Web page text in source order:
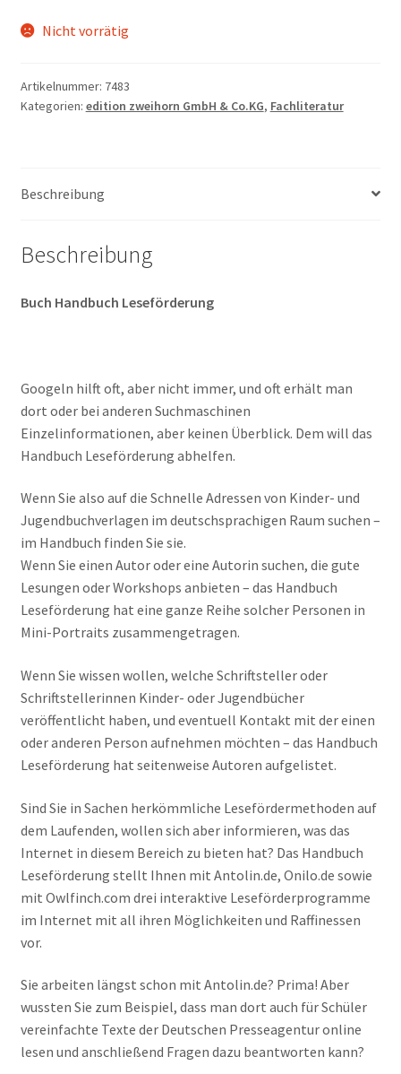
Nicht vorrätig
Artikelnummer: 7483
Kategorien: edition zweihorn GmbH & Co.KG, Fachliteratur
Beschreibung
Beschreibung
Buch Handbuch Leseförderung
Googeln hilft oft, aber nicht immer, und oft erhält man
dort oder bei anderen Suchmaschinen
Einzelinformationen, aber keinen Überblick. Dem will das
Handbuch Leseförderung abhelfen.
Wenn Sie also auf die Schnelle Adressen von Kinder- und
Jugendbuchverlagen im deutschsprachigen Raum suchen –
im Handbuch finden Sie sie.
Wenn Sie einen Autor oder eine Autorin suchen, die gute
Lesungen oder Workshops anbieten – das Handbuch
Leseförderung hat eine ganze Reihe solcher Personen in
Mini-Portraits zusammengetragen.
Wenn Sie wissen wollen, welche Schriftsteller oder
Schriftstellerinnen Kinder- oder Jugendbücher
veröffentlicht haben, und eventuell Kontakt mit der einen
oder anderen Person aufnehmen möchten – das Handbuch
Leseförderung hat seitenweise Autoren aufgelistet.
Sind Sie in Sachen herkömmliche Lesefördermethoden auf
dem Laufenden, wollen sich aber informieren, was das
Internet in diesem Bereich zu bieten hat? Das Handbuch
Leseförderung stellt Ihnen mit Antolin.de, Onilo.de sowie
mit Owlfinch.com drei interaktive Leseförderprogramme
im Internet mit all ihren Möglichkeiten und Raffinessen
vor.
Sie arbeiten längst schon mit Antolin.de? Prima! Aber
wussten Sie zum Beispiel, dass man dort auch für Schüler
vereinfachte Texte der Deutschen Presseagentur online
lesen und anschließend Fragen dazu beantworten kann?